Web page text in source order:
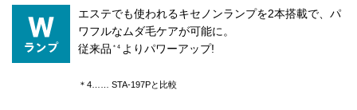
エステでも使われるキセノンランプを2本搭載で、パ
ワフルなムダ毛ケアが可能に。
従来品 ＊4 よりパワーアップ!
＊4…… STA-197Pと比較